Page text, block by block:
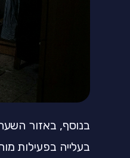
בעלייה בפעילות